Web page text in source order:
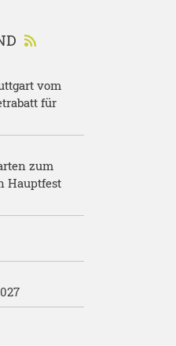
vom
für
zum
Hauptfest